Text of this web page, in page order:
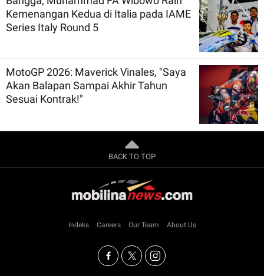
Kemenangan Kedua di Italia pada IAME
Series Italy Round 5
MotoGP 2026: Maverick Vinales, "Saya
Akan Balapan Sampai Akhir Tahun
Sesuai Kontrak!"
BACK TO TOP
Indeks Careers Our Team About Us